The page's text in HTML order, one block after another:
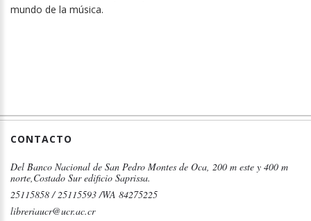
mundo de la música.
CONTACTO
Del Banco Nacional de San Pedro Montes de Oca, 200 m este y 400 m
norte,Costado Sur edificio Saprissa.
25115858 / 25115593 /WA 84275225
libreriaucr@ucr.ac.cr